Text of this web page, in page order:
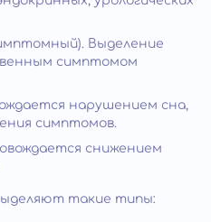
Выделение
симптомом
нарушением сна,
симптомов.
снижением
такие типы: